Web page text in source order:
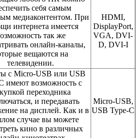
себя самым
медиаконтентом. При
интернета имеется
так же
онлайн-каналы,
вещаются на
телевидении.
HDMI,
DisplayPort,
VGA, DVI-
D, DVI-I
с Micro-USB или USB
имеют возможность с
переходника
и передавать
на дисплей. Как и в
случае вы можете
кино в различных
Micro-USB,
USB Type-C